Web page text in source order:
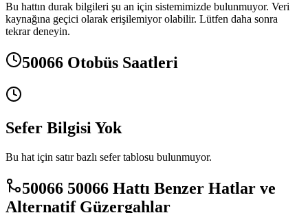
Bu hattın durak bilgileri şu an için sistemimizde bulunmuyor. Veri
kaynağına geçici olarak erişilemiyor olabilir. Lütfen daha sonra
tekrar deneyin.
50066 Otobüs Saatleri
Sefer Bilgisi Yok
Bu hat için satır bazlı sefer tablosu bulunmuyor.
50066 50066 Hattı Benzer Hatlar ve
Alternatif Güzergahlar